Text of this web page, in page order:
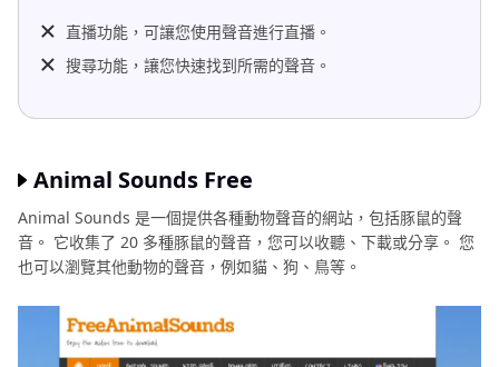
直播功能，可讓您使用聲音進行直播。
搜尋功能，讓您快速找到所需的聲音。
Animal Sounds Free
Animal Sounds 是一個提供各種動物聲音的網站，包括豚鼠的聲
音。 它收集了 20 多種豚鼠的聲音，您可以收聽、下載或分享。 您
也可以瀏覽其他動物的聲音，例如貓、狗、鳥等。